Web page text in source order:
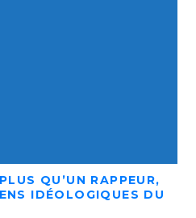
QU’UN RAPPEUR,
IDÉOLOGIQUES DU